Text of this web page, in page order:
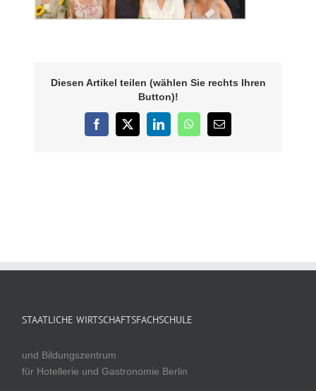
Diesen Artikel teilen (wählen Sie rechts Ihren
Button)!
Facebook
X LinkedInWhatsApp
E-
Mail
STAATLICHE WIRTSCHAFTSFACHSCHULE
und Bildungszentrum
für Hotellerie und Gastronomie Berlin